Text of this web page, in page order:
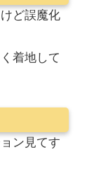
ど誤魔化
着地して
ン見てす